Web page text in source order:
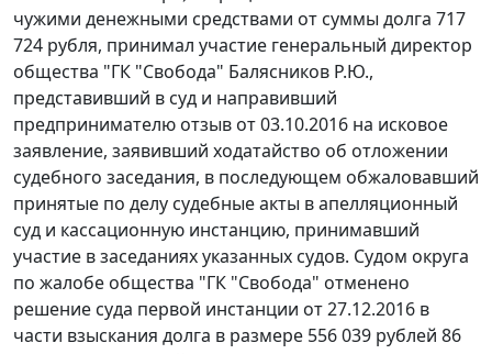
чужими денежными средствами от суммы долга 717
724 рубля, принимал участие генеральный директор
общества "ГК "Свобода" Балясников Р.Ю.,
представивший в суд и направивший
предпринимателю отзыв от 03.10.2016 на исковое
заявление, заявивший ходатайство об отложении
судебного заседания, в последующем обжаловавший
принятые по делу судебные акты в апелляционный
суд и кассационную инстанцию, принимавший
участие в заседаниях указанных судов. Судом округа
по жалобе общества "ГК "Свобода" отменено
решение суда первой инстанции от 27.12.2016 в
части взыскания долга в размере 556 039 рублей 86